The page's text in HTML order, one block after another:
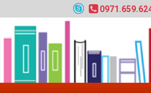
Tuyển
Chính